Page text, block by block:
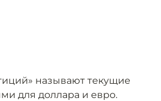
называют текущие
для доллара и евро.